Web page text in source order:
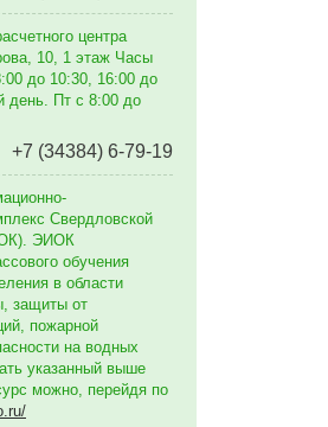
центра
10, 1 этаж Часы
до 10:30, 16:00 до
день. Пт с 8:00 до
+7 (34384) 6-79-19
Свердловской
ЭИОК
обучения
в области
защиты от
пожарной
на водных
указанный выше
можно, перейдя по